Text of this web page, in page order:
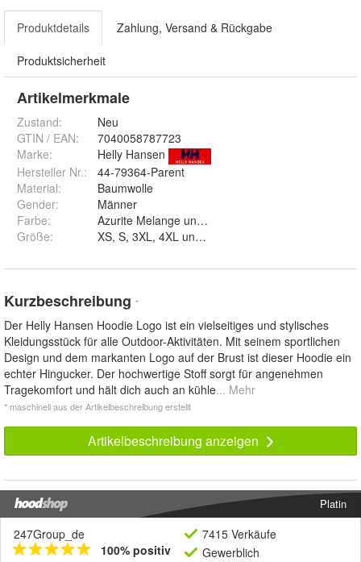
Produktdetails Zahlung, Versand & Rückgabe
Produktsicherheit
Artikelmerkmale
Zustand:
Neu
GTIN / EAN:
7040058787723
Marke:
Helly Hansen
Hersteller Nr.:
44-79364-Parent
Material:
Baumwolle
Gender:
Männer
Farbe:
Azurite Melange und Dark Orange Melange
Größe: XS, S, 3XL, 4XL und XXL
Kurzbeschreibung *
Der Helly Hansen Hoodie Logo ist ein vielseitiges und stylisches
Kleidungsstück für alle Outdoor-Aktivitäten. Mit seinem sportlichen
Design und dem markanten Logo auf der Brust ist dieser Hoodie ein
echter Hingucker. Der hochwertige Stoff sorgt für angenehmen
Tragekomfort und hält dich auch an kühle... Mehr
* maschinell aus der Artikelbeschreibung erstellt
Artikelbeschreibung anzeigen
Platin
247Group_de
100% positiv
7415 Verkäufe
Gewerblich